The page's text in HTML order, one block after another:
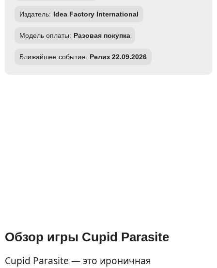
Издатель: Idea Factory International
Модель оплаты: Разовая покупка
Ближайшее событие: Релиз 22.09.2026
Обзор игры Cupid Parasite
Cupid Parasite — это ироничная